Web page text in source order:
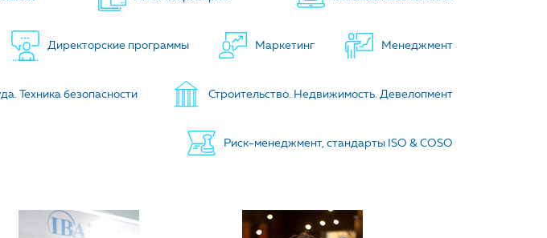
Директорские программы Маркетинг Менеджмент
Техника безопасности Строительство. Недвижимость. Девелопмент
Риск-менеджмент, стандарты ISO & COSO